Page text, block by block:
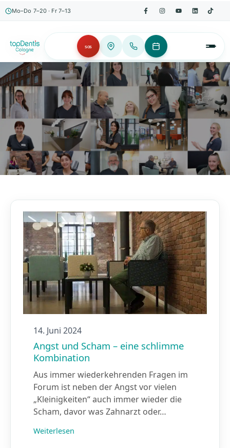
Mo–Do 7–20 · Fr 7–13
SOS
Unser Blog
14. Juni 2024
Angst und Scham – eine schlimme
Kombination
Aus immer wiederkehrenden Fragen im
Forum ist neben der Angst vor vielen
„Kleinigkeiten“ auch immer wieder die
Scham, davor was Zahnarzt oder…
Weiterlesen